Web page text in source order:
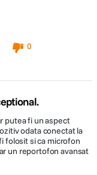
0
putea fi un aspect
odata conectat la
folosit si ca microfon
un reportofon avansat